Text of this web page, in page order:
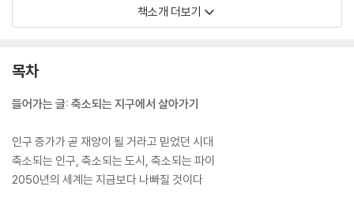
고 본다. 결국 인구 감소는 『해결해야 할 문제』가 아니라 『관리해야 할』 문
제라고 진단한다.
특히 저자는 미국, 중국, 러시아, 일본, 한국과, 독일, 영국, 스웨덴, 프랑스
프리카 등 전 세계 곳곳의 인구 감소 현황과 그로 인한 공간적 불평등과 경
『축소되는 파이를 차지하기 위한 경쟁』에서 생겨나는 승자와 패자 간 격차
등도 함께 살펴본다. 한마디로 인구 감소는 또 다른 『불평등』을 낳는다고
말한다.
책소개 더보기
목차
들어가는 글: 축소되는 지구에서 살아가기
인구 증가가 곧 재앙이 될 거라고 믿었던 시대
축소되는 인구, 축소되는 도시, 축소되는 파이
2050년의 세계는 지금보다 나빠질 것이다